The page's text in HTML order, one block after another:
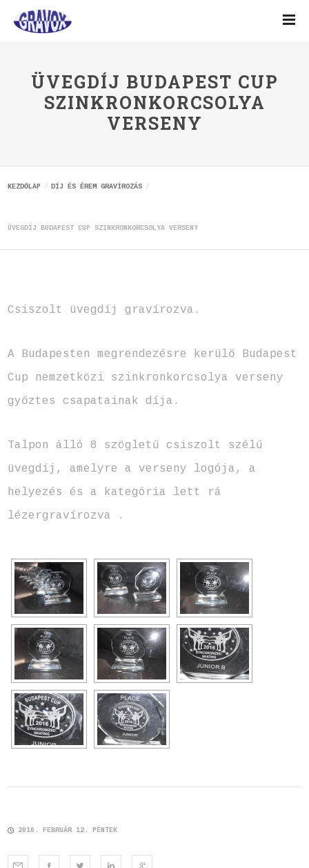
ÜVEGDÍJ BUDAPEST CUP
SZINKRONKORCSOLYA
VERSENY
KEZDŐLAP DÍJ ÉS ÉREM GRAVÍROZÁS
ÜVEGDÍJ BUDAPEST CUP SZINKRONKORCSOLYA VERSENY
Csiszolt üvegdíj gravírozva.
A Budapesten megrendezésre kerülő Budapest
Cup nemzetközi szinkronkorcsolya verseny
győztes csapatainak díja.
Talpon álló 8 szögletű csiszolt szélű
üvegdíj, amelyre a verseny logója, a
helyezés és a kategória lett rá
lézergravírozva .
2016. FEBRUÁR 12. PÉNTEK